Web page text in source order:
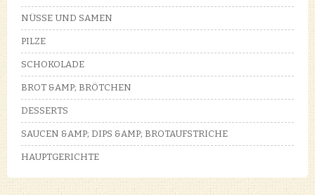
NÜSSE UND SAMEN
PILZE
SCHOKOLADE
BROT &AMP; BRÖTCHEN
DESSERTS
SAUCEN &AMP; DIPS &AMP; BROTAUFSTRICHE
HAUPTGERICHTE